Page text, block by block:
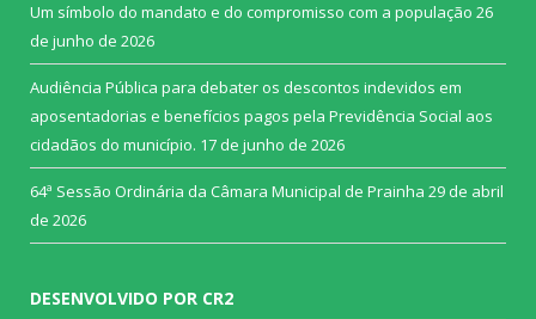
Um símbolo do mandato e do compromisso com a população 26
de junho de 2026
Audiência Pública para debater os descontos indevidos em
aposentadorias e benefícios pagos pela Previdência Social aos
cidadãos do município. 17 de junho de 2026
64ª Sessão Ordinária da Câmara Municipal de Prainha 29 de abril
de 2026
DESENVOLVIDO POR CR2